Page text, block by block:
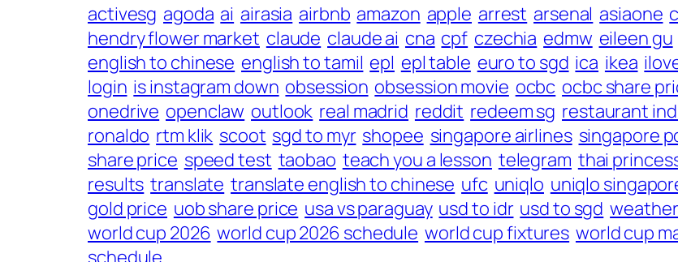
activesg agoda ai airasia airbnb amazon apple arrest arsenal asiaone
hendry flower market claude claude ai cna cpf czechia edmw eileen gu
english to chinese english to tamil epl epl table euro to sgd ica ikea
login is instagram down obsession obsession movie ocbc ocbc share
onedrive openclaw outlook real madrid reddit redeem sg restaurant
ronaldo rtm klik scoot sgd to myr shopee singapore airlines singapore
share price speed test taobao teach you a lesson telegram thai
results translate translate english to chinese ufc uniqlo uniqlo
gold price uob share price usa vs paraguay usd to idr usd to sgd weather
world cup 2026 world cup 2026 schedule world cup fixtures world cup
schedule